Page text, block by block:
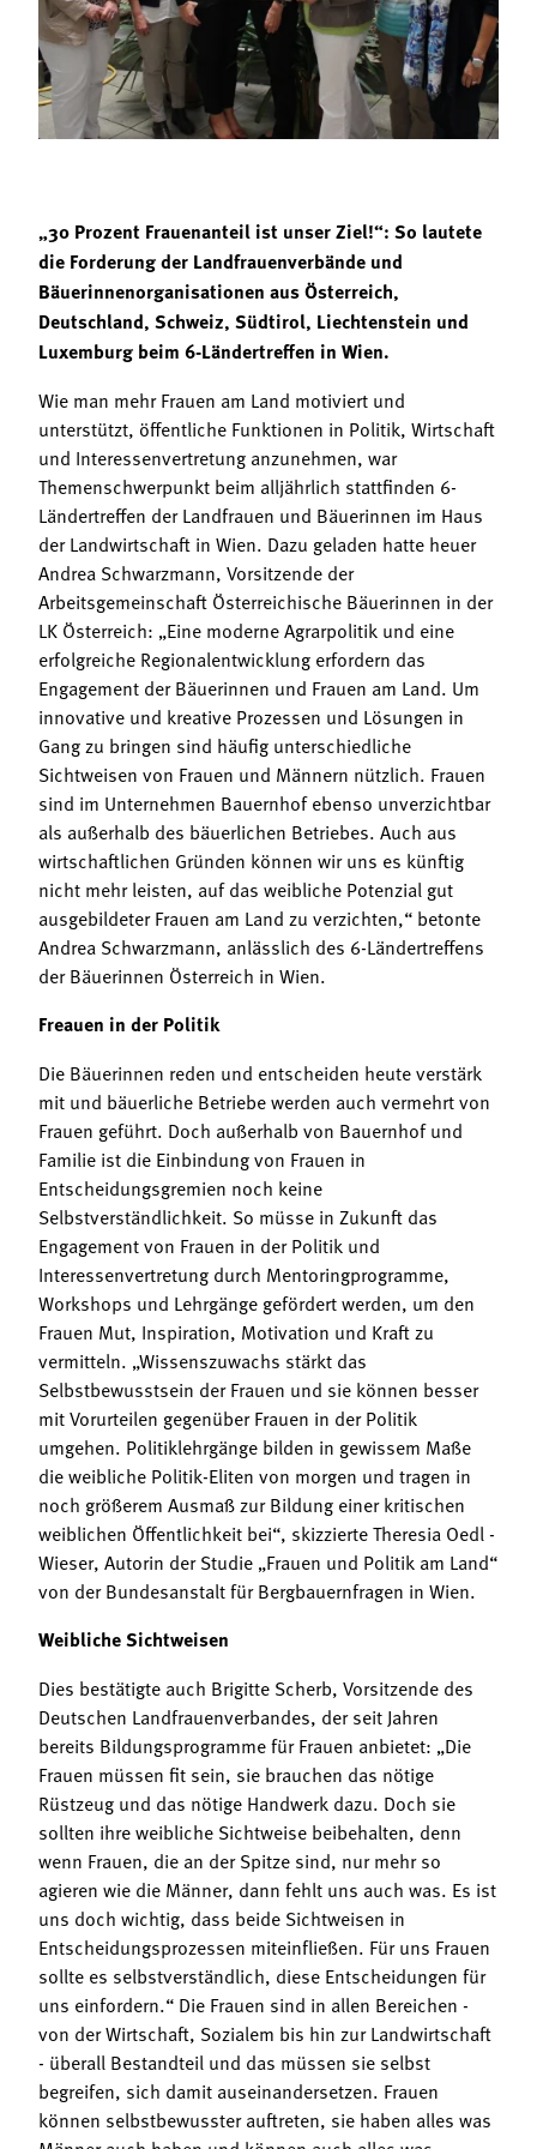
Mitgliedschaft
Landessekretariat
Bäuerliche Buffets
Hofgeschichten
„30 Prozent Frauenanteil ist unser Ziel!“: So lautete
die Forderung der Landfrauenverbände und
Bäuerinnenorganisationen aus Österreich,
Deutschland, Schweiz, Südtirol, Liechtenstein und
Luxemburg beim 6-Ländertreffen in Wien.
Wie man mehr Frauen am Land motiviert und
unterstützt, öffentliche Funktionen in Politik, Wirtschaft
und Interessenvertretung anzunehmen, war
Themenschwerpunkt beim alljährlich stattfinden 6-
Ländertreffen der Landfrauen und Bäuerinnen im Haus
der Landwirtschaft in Wien. Dazu geladen hatte heuer
Andrea Schwarzmann, Vorsitzende der
Arbeitsgemeinschaft Österreichische Bäuerinnen in der
LK Österreich: „Eine moderne Agrarpolitik und eine
erfolgreiche Regionalentwicklung erfordern das
Engagement der Bäuerinnen und Frauen am Land. Um
innovative und kreative Prozessen und Lösungen in
Gang zu bringen sind häufig unterschiedliche
Sichtweisen von Frauen und Männern nützlich. Frauen
sind im Unternehmen Bauernhof ebenso unverzichtbar
als außerhalb des bäuerlichen Betriebes. Auch aus
wirtschaftlichen Gründen können wir uns es künftig
nicht mehr leisten, auf das weibliche Potenzial gut
ausgebildeter Frauen am Land zu verzichten,“ betonte
Andrea Schwarzmann, anlässlich des 6-Ländertreffens
der Bäuerinnen Österreich in Wien.
Freauen in der Politik
Die Bäuerinnen reden und entscheiden heute verstärk
mit und bäuerliche Betriebe werden auch vermehrt von
Frauen geführt. Doch außerhalb von Bauernhof und
Familie ist die Einbindung von Frauen in
Entscheidungsgremien noch keine
Selbstverständlichkeit. So müsse in Zukunft das
Engagement von Frauen in der Politik und
Interessenvertretung durch Mentoringprogramme,
Workshops und Lehrgänge gefördert werden, um den
Frauen Mut, Inspiration, Motivation und Kraft zu
vermitteln. „Wissenszuwachs stärkt das
Selbstbewusstsein der Frauen und sie können besser
mit Vorurteilen gegenüber Frauen in der Politik
umgehen. Politiklehrgänge bilden in gewissem Maße
die weibliche Politik-Eliten von morgen und tragen in
noch größerem Ausmaß zur Bildung einer kritischen
weiblichen Öffentlichkeit bei“, skizzierte Theresia Oedl -
Wieser, Autorin der Studie „Frauen und Politik am Land“
von der Bundesanstalt für Bergbauernfragen in Wien.
Weibliche Sichtweisen
Dies bestätigte auch Brigitte Scherb, Vorsitzende des
Deutschen Landfrauenverbandes, der seit Jahren
bereits Bildungsprogramme für Frauen anbietet: „Die
Frauen müssen fit sein, sie brauchen das nötige
Rüstzeug und das nötige Handwerk dazu. Doch sie
sollten ihre weibliche Sichtweise beibehalten, denn
wenn Frauen, die an der Spitze sind, nur mehr so
agieren wie die Männer, dann fehlt uns auch was. Es ist
uns doch wichtig, dass beide Sichtweisen in
Entscheidungsprozessen miteinfließen. Für uns Frauen
sollte es selbstverständlich, diese Entscheidungen für
uns einfordern.“ Die Frauen sind in allen Bereichen -
von der Wirtschaft, Sozialem bis hin zur Landwirtschaft
- überall Bestandteil und das müssen sie selbst
begreifen, sich damit auseinandersetzen. Frauen
können selbstbewusster auftreten, sie haben alles was